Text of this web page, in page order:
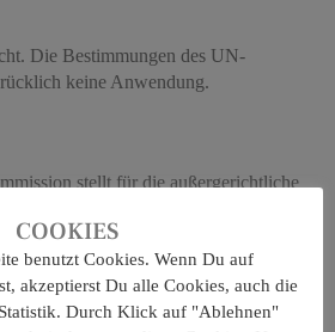
Die Bestimmungen des UN-
keine Anwendung.
stellt für die außergerichtliche
odrabrufbar ist.
COOKIES
benutzt Cookies. Wenn Du auf
akzeptierst Du alle Cookies, auch die
Durch Klick auf "Ablehnen"